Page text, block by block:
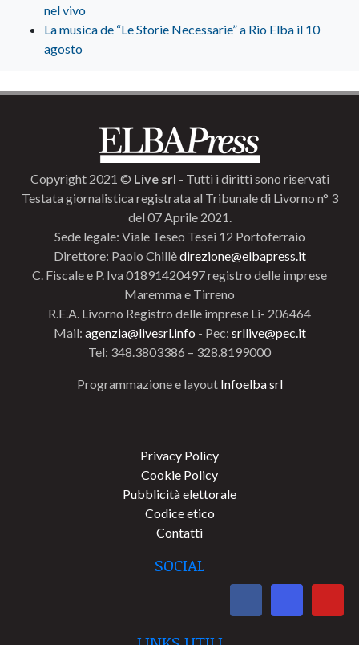
nel vivo
La musica de “Le Storie Necessarie” a Rio Elba il 10
agosto
Copyright 2021 © Live srl - Tutti i diritti sono riservati
Testata giornalistica registrata al Tribunale di Livorno n° 3
del 07 Aprile 2021.
Sede legale: Viale Teseo Tesei 12 Portoferraio
Direttore: Paolo Chillèdirezione@elbapress.it
C. Fiscale e P. Iva 01891420497 registro delle imprese
Maremma e Tirreno
R.E.A. Livorno Registro delle imprese Li- 206464
Mail: agenzia@livesrl.info - Pec: srllive@pec.it
Tel: 348.3803386 – 328.8199000
Programmazione e layout Infoelba srl
Privacy Policy
Cookie Policy
Pubblicità elettorale
Codice etico
Contatti
SOCIAL